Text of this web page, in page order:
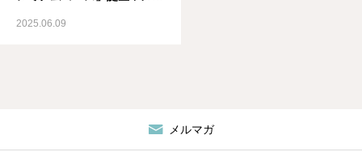
2025.06.09
メルマガ